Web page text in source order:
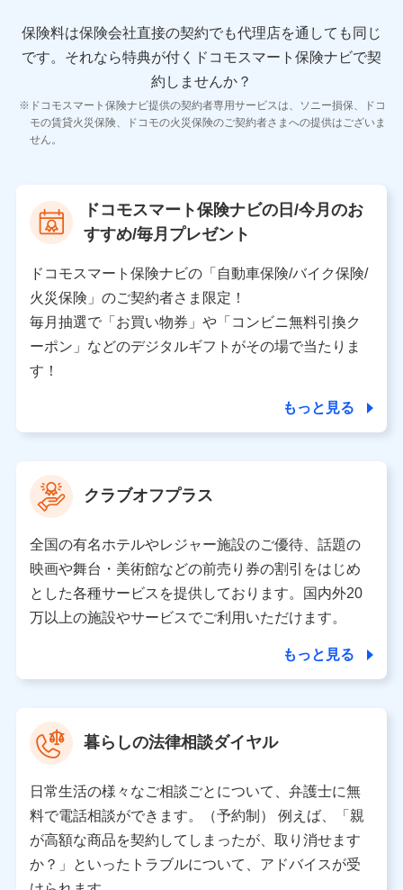
11.マイカー通勤管理クラウド並びに法人向けASPサー
ビスに関してのお問い合わせ情報
各種お問い合わせに対応するため
当社のサービスに関する情報提供や、皆様に有用なお知らせ
をお送りするため
当社の対応品質向上やお問い合わせ内容の正確な把握のため
個人情報保護管理者の職名、連絡先
〒103-0013 東京都中央区日本橋人形町2-14-10 アー
バンネット日本橋ビル 3F
株式会社ドコモ・インシュアランス
個人情報の第三者提供について
当社は利用目的の達成に必要な範囲内において個人情報
の取り扱いの全部または一部を委託する場合がありま
す。
個人データの共同利用
当社は株式会社NTTドコモとの間で、以下のとおり個
人データを共同利用します。
氏名、電話番号、メールアドレス、お客さまの識別子、属
性、連絡先、dポイントサービスのご利用に関する情報。例
として、dポイントカード番号、性別、年齢、家族構成、住
所、dポイント残高、dポイント利用履歴などが含まれます。
利用情報
当社又は株式会社NTTドコモが提供する各種サービスなどの
ご契約・ご利用などに関する情報。例として、当社又は株式
会社NTTドコモが提供する各種サービスのご契約状態・ご利
用履歴インターネット利用時の行動に関する情報、アプリケ
ーション利用時の行動に関する情報、購入されたサービスや
保険料は保険会社直接の契約でも代理店を通しても同じ
です。 それなら特典が付くドコモスマート保険ナビで契
約しませんか？
ドコモスマート保険ナビ提供の契約者専用サービスは、ソニー損保、ドコ
モの賃貸火災保険、ドコモの火災保険のご契約者さまへの提供はございま
せん。
ドコモスマート保険ナビの日/今月のお
すすめ/毎月プレゼント
ドコモスマート保険ナビの「自動車保険/バイク保険/
火災保険」のご契約者さま限定！
毎月抽選で「お買い物券」や「コンビニ無料引換ク
ーポン」などのデジタルギフトがその場で当たりま
す！
もっと見る
クラブオフプラス
全国の有名ホテルやレジャー施設のご優待、話題の
映画や舞台・美術館などの前売り券の割引をはじめ
とした各種サービスを提供しております。国内外20
万以上の施設やサービスでご利用いただけます。
もっと見る
暮らしの法律相談ダイヤル
日常生活の様々なご相談ごとについて、弁護士に無
料で電話相談ができます。（予約制） 例えば、「親
が高額な商品を契約してしまったが、取り消せます
か？」といったトラブルについて、アドバイスが受